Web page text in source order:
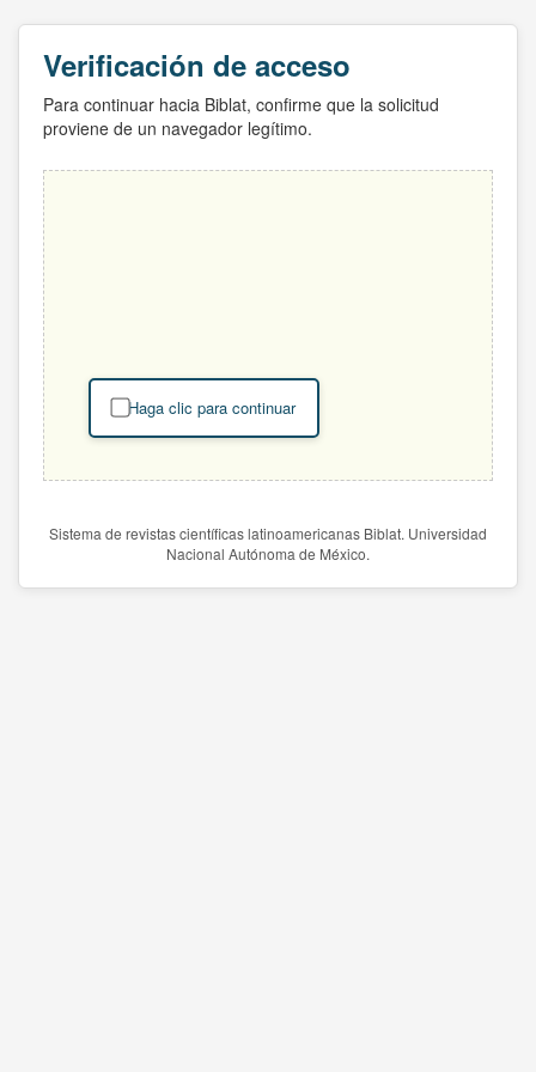
Verificación de acceso
Para continuar hacia Biblat, confirme que la solicitud
proviene de un navegador legítimo.
Haga clic para continuar
Sistema de revistas científicas latinoamericanas Biblat. Universidad
Nacional Autónoma de México.